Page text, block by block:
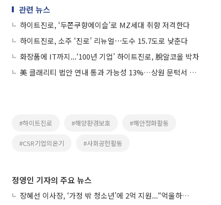
관련 뉴스
하이트진로, ‘두쫀쿠향에이슬’로 MZ세대 취향 저격한다
하이트진로, 소주 ‘진로’ 리뉴얼⋯도수 15.7도로 낮춘다
화장품에 IT까지...‘100년 기업’ 하이트진로, 脫알코올 박차
美 클래리티 법안 연내 통과 가능성 13%…상원 문턱서 제동
#하이트진로 #해양환경보호 #해안정화활동
#CSR기업의온기 #사회공헌활동
정영인 기자의 주요 뉴스
장혜선 이사장, ‘가정 밖 청소년’에 2억 지원...“억울하고 아파도 단단해지길”